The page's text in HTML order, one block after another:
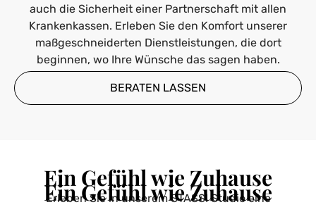
auch die Sicherheit einer Partnerschaft mit allen
Krankenkassen. Erleben Sie den Komfort unserer
maßgeschneiderten Dienstleistungen, die dort
beginnen, wo Ihre Wünsche das sagen haben.
BERATEN LASSEN
Ein Gefühl wie Zuhause
Ein Gefühl wie Zuhause
Erleben Sie in unserem STASSI Studio eine